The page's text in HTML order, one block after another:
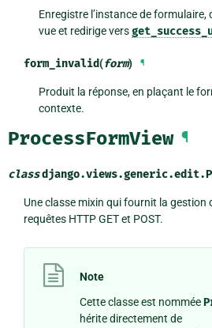
Enregistre l’instance de formulaire,
vue et redirige vers
form_invalid(form) ¶
Produit la réponse, en plaçant le
contexte.
ProcessFormView ¶
classdjango.views.generic.edit.
Une classe mixin qui fournit la gestion
requêtes HTTP GET et POST.
Note
Cette classe est nommée
hérite directement de